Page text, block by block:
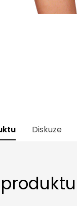
Diskuze